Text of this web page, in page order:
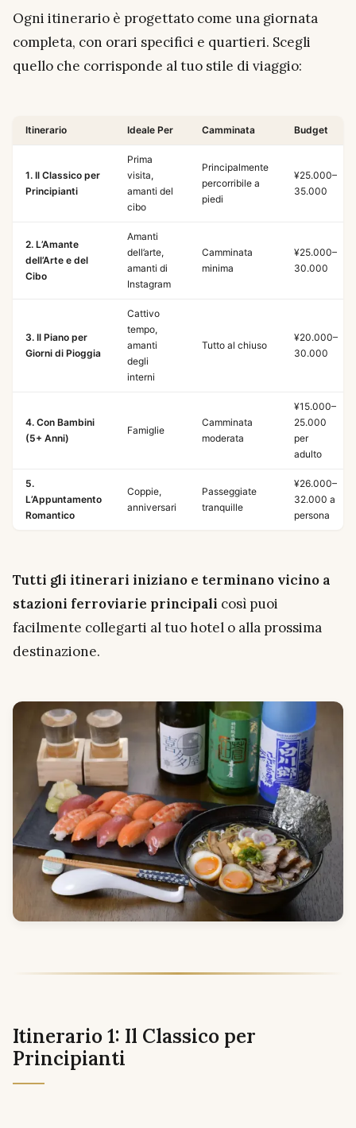
Ogni itinerario è progettato come una giornata
completa, con orari specifici e quartieri. Scegli
quello che corrisponde al tuo stile di viaggio:
Itinerario Ideale Per Camminata Budget
1. Il Classico per
Principianti
Prima
visita,
amanti del
cibo
Principalmente
percorribile a
piedi
¥25.000–
35.000
2. L’Amante
dell’Arte e del
Cibo
Amanti
dell’arte,
amanti di
Instagram
Camminata
minima
¥25.000–
30.000
3. Il Piano per
Giorni di Pioggia
Cattivo
tempo,
amanti
degli
interni
Tutto al chiuso
¥20.000–
30.000
4. Con Bambini
(5+ Anni)
Famiglie
Camminata
moderata
¥15.000–
25.000
per
adulto
5.
L’Appuntamento
Romantico
Coppie,
anniversari
Passeggiate
tranquille
¥26.000–
32.000 a
persona
Tutti gli itinerari iniziano e terminano vicino a
stazioni ferroviarie principali così puoi
facilmente collegarti al tuo hotel o alla prossima
destinazione.
Itinerario 1: Il Classico per
Principianti